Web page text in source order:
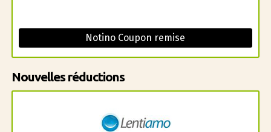
Notino Coupon remise
Nouvelles réductions